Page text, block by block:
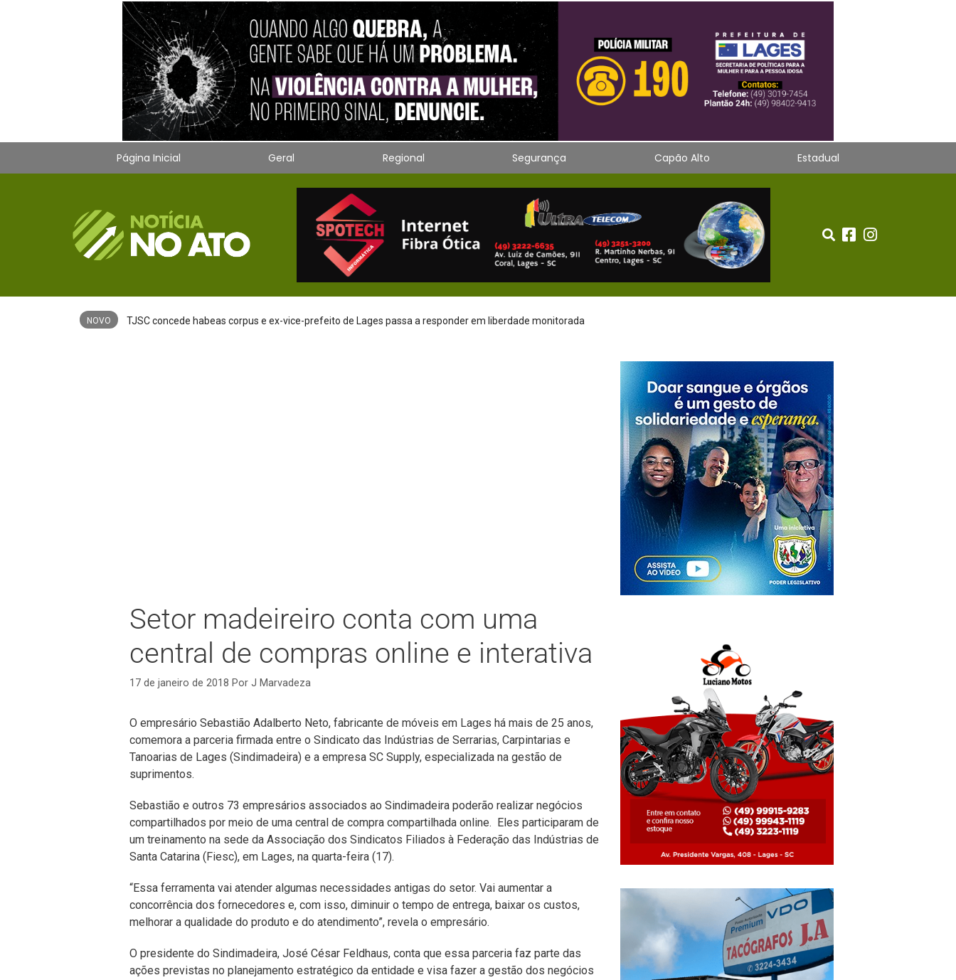
Página Inicial Geral Regional Segurança Capão Alto Estadual
NOVO Operação “Rede Interrompida” apura possível articulação de ações violentas contra a ordem pública e as instituições democráticas
Setor madeireiro conta com uma
central de compras online e interativa
17 de janeiro de 2018 Por J Marvadeza
O empresário Sebastião Adalberto Neto, fabricante de móveis em Lages há mais de 25 anos,
comemora a parceria firmada entre o Sindicato das Indústrias de Serrarias, Carpintarias e
Tanoarias de Lages (Sindimadeira) e a empresa SC Supply, especializada na gestão de
suprimentos.
Sebastião e outros 73 empresários associados ao Sindimadeira poderão realizar negócios
compartilhados por meio de uma central de compra compartilhada online. Eles participaram de
um treinamento na sede da Associação dos Sindicatos Filiados à Federação das Indústrias de
Santa Catarina (Fiesc), em Lages, na quarta-feira (17).
“Essa ferramenta vai atender algumas necessidades antigas do setor. Vai aumentar a
concorrência dos fornecedores e, com isso, diminuir o tempo de entrega, baixar os custos,
melhorar a qualidade do produto e do atendimento”, revela o empresário.
O presidente do Sindimadeira, José César Feldhaus, conta que essa parceria faz parte das
ações previstas no planejamento estratégico da entidade e visa fazer a gestão dos negócios